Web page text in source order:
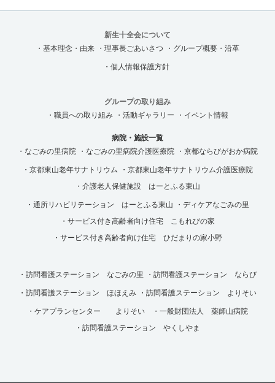
新生十全会について
・基本理念・由来
・理事長ごあいさつ ・グループ概要・沿革
・個人情報保護方針
グループの取り組み
・職員への取り組み
・活動ギャラリー ・イベント情報
病院・施設一覧
・なごみの里病院
・なごみの里病院介護医療院 ・京都ならびがおか病院
・京都東山老年サナトリウム
・京都東山老年サナトリウム介護医療院
・介護老人保健施設 はーとふる東山
・通所リハビリテーション はーとふる東山
・ディケアなごみの里
・サービス付き高齢者向け住宅 こもれびの家
・サービス付き高齢者向け住宅 ひだまりの家小野
・訪問看護ステーション なごみの里 ・訪問看護ステーション ならび
・訪問看護ステーション ほほえみ ・訪問看護ステーション よりそい
・ケアプランセンター よりそい
・一般財団法人 薬師山病院
・訪問看護ステーション やくしやま